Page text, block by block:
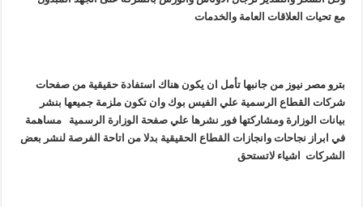
مع تحيات العلاقات العامة والخدمات
بترو مصر نيوز من جانبها تأمل ان يكون هناك استفادة حقيقية من صفحات
شركات القطاع الرسمية علي الفيس بوك وان تكون ملزمة جميعها بنشر
بيانات الوزارة ومشاركتها فور نشرها علي صفحة الوزارة الرسمية مساهمة
في ابراز نجاحات وانجازات القطاع الحقيقية بدلا من اتاحة الفرصة لنشر بعض
الشركات اشياء لاتستحق